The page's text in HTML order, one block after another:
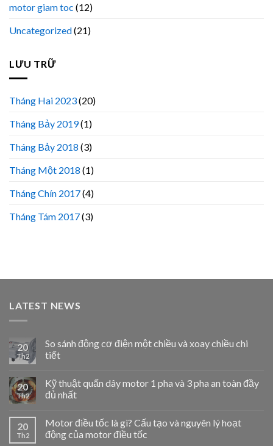
motor giam toc (12)
Uncategorized(21)
LƯU TRỮ
Tháng Hai 2023(20)
Tháng Bảy 2019(1)
Tháng Bảy 2018 (3)
Tháng Một 2018 (1)
Tháng Chín 2017(4)
Tháng Tám 2017(3)
LATEST NEWS
20
Th2
So sánh động cơ điện một chiều và xoay chiều chi
tiết
20
Th2
Kỹ thuật quấn dây motor 1 pha và 3 pha an toàn đầy
đủ nhất
20
Th2
Motor điều tốc là gì? Cấu tạo và nguyên lý hoạt
động của motor điều tốc